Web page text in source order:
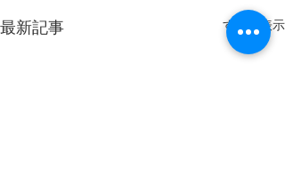
最新記事 すべて表示